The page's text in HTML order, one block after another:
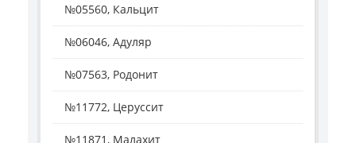
№05560, Кальцит
№06046, Адуляр
№07563, Родонит
№11772, Церуссит
№11871, Малахит